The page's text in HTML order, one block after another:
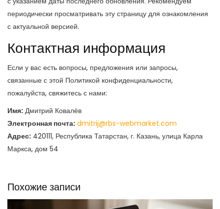
периодически просматривать эту страницу для ознакомления
с актуальной версией.
Контактная информация
Если у вас есть вопросы, предложения или запросы,
связанные с этой Политикой конфиденциальности,
пожалуйста, свяжитесь с нами:
Имя: Дмитрий Ковалёв
Электронная почта: dmitrij@rbs-webmarket.com
Адрес: 420111, Республика Татарстан, г. Казань, улица Карла
Маркса, дом 54
Похожие записи